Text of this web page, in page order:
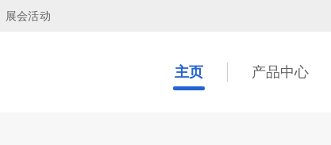
展会活动
主页 产品中心